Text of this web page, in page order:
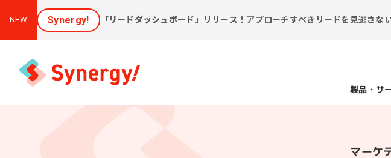
NEW Synergy! 「リードダッシュボード」 リリース！アプローチすべきリードを見逃さな
製品・サ
マーケ